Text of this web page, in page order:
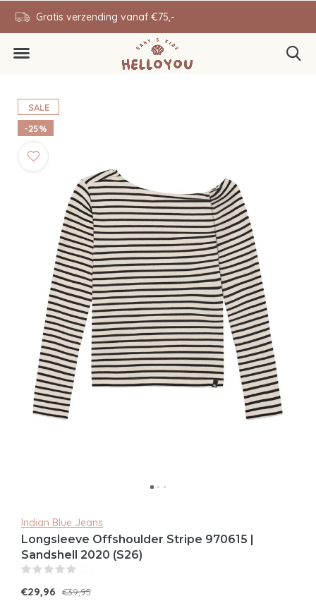
Gratis verzending vanaf €75,-
SALE
-25%
Indian Blue Jeans
Longsleeve Offshoulder Stripe 970615 |
Sandshell 2020 (S26)
€29,96
€39,95